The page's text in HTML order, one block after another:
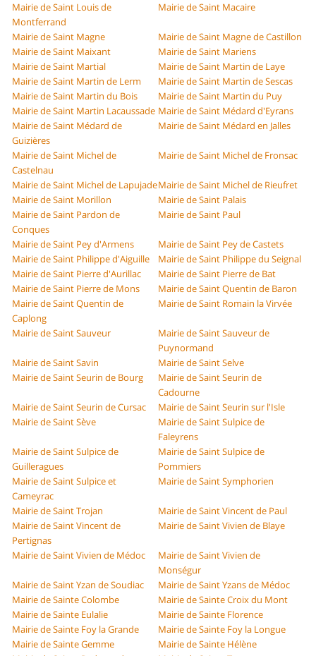
Mairie de Saint Louis de
Montferrand
Mairie de Saint Macaire
Mairie de Saint Magne
Mairie de Saint Magne de Castillon
Mairie de Saint Maixant
Mairie de Saint Mariens
Mairie de Saint Martial
Mairie de Saint Martin de Laye
Mairie de Saint Martin de Lerm
Mairie de Saint Martin de Sescas
Mairie de Saint Martin du Bois
Mairie de Saint Martin du Puy
Mairie de Saint Martin Lacaussade Mairie de Saint Médard d'Eyrans
Mairie de Saint Médard de
Guizières
Mairie de Saint Médard en Jalles
Mairie de Saint Michel de
Castelnau
Mairie de Saint Michel de Fronsac
Mairie de Saint Michel de LapujadeMairie de Saint Michel de Rieufret
Mairie de Saint Morillon
Mairie de Saint Palais
Mairie de Saint Pardon de
Conques
Mairie de Saint Paul
Mairie de Saint Pey d'Armens
Mairie de Saint Pey de Castets
Mairie de Saint Philippe d'Aiguille
Mairie de Saint Philippe du Seignal
Mairie de Saint Pierre d'Aurillac
Mairie de Saint Pierre de Bat
Mairie de Saint Pierre de Mons
Mairie de Saint Quentin de Baron
Mairie de Saint Quentin de
Caplong
Mairie de Saint Romain la Virvée
Mairie de Saint Sauveur
Mairie de Saint Sauveur de
Puynormand
Mairie de Saint Savin
Mairie de Saint Selve
Mairie de Saint Seurin de Bourg
Mairie de Saint Seurin de
Cadourne
Mairie de Saint Seurin de Cursac
Mairie de Saint Seurin sur l'Isle
Mairie de Saint Sève
Mairie de Saint Sulpice de
Faleyrens
Mairie de Saint Sulpice de
Guilleragues
Mairie de Saint Sulpice de
Pommiers
Mairie de Saint Sulpice et
Cameyrac
Mairie de Saint Symphorien
Mairie de Saint Trojan
Mairie de Saint Vincent de Paul
Mairie de Saint Vincent de
Pertignas
Mairie de Saint Vivien de Blaye
Mairie de Saint Vivien de Médoc
Mairie de Saint Vivien de
Monségur
Mairie de Saint Yzan de Soudiac
Mairie de Saint Yzans de Médoc
Mairie de Sainte Colombe
Mairie de Sainte Croix du Mont
Mairie de Sainte Eulalie
Mairie de Sainte Florence
Mairie de Sainte Foy la Grande
Mairie de Sainte Foy la Longue
Mairie de Sainte Gemme
Mairie de Sainte Hélène